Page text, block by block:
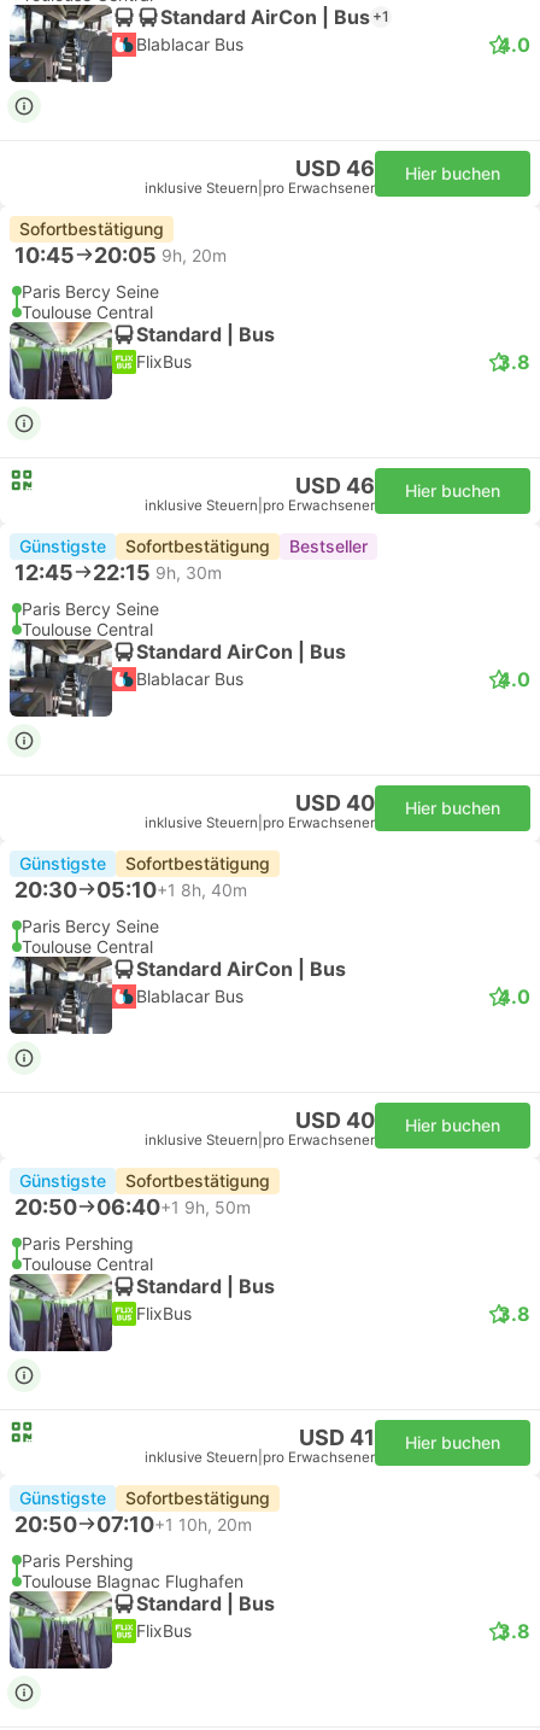
Standard AirCon | Bus +1
Blablacar Bus 4.0
USD 46
inklusive Steuern pro Erwachsener
Hier buchen
Sofortbestätigung
10:45 20:05 9h, 20m
Paris Bercy Seine
Toulouse Central
Standard | Bus
FlixBus 3.8
USD 46
inklusive Steuern pro Erwachsener
Hier buchen
Günstigste Sofortbestätigung Bestseller
12:45 22:15 9h, 30m
Paris Bercy Seine
Toulouse Central
Standard AirCon | Bus
Blablacar Bus 4.0
USD 40
inklusive Steuern pro Erwachsener
Hier buchen
Günstigste Sofortbestätigung
20:30 05:10+1 8h, 40m
Paris Bercy Seine
Toulouse Central
Standard AirCon | Bus
Blablacar Bus 4.0
USD 40
inklusive Steuern pro Erwachsener
Hier buchen
Günstigste Sofortbestätigung
20:50 06:40+1 9h, 50m
Paris Pershing
Toulouse Central
Standard | Bus
FlixBus 3.8
USD 41
inklusive Steuern pro Erwachsener
Hier buchen
Günstigste Sofortbestätigung
20:50 07:10+1 10h, 20m
Paris Pershing
Toulouse Blagnac Flughafen
Standard | Bus
FlixBus 3.8